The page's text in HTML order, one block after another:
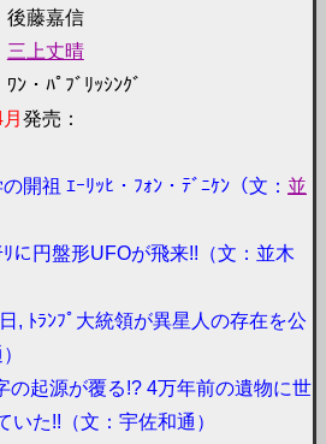
後藤嘉信
三上丈晴
ﾝ・ﾊﾟﾌﾞﾘｯｼﾝｸﾞ
発売：
開祖 ｴｰﾘｯﾋ・ﾌｫﾝ・ﾃﾞﾆｹﾝ（文： 並
に円盤形UFOが飛来!!（文：並木
, ﾄﾗﾝﾌﾟ大統領が異星人の存在を公
の起源が覆る!? 4万年前の遺物に世
た!!（文：宇佐和通）